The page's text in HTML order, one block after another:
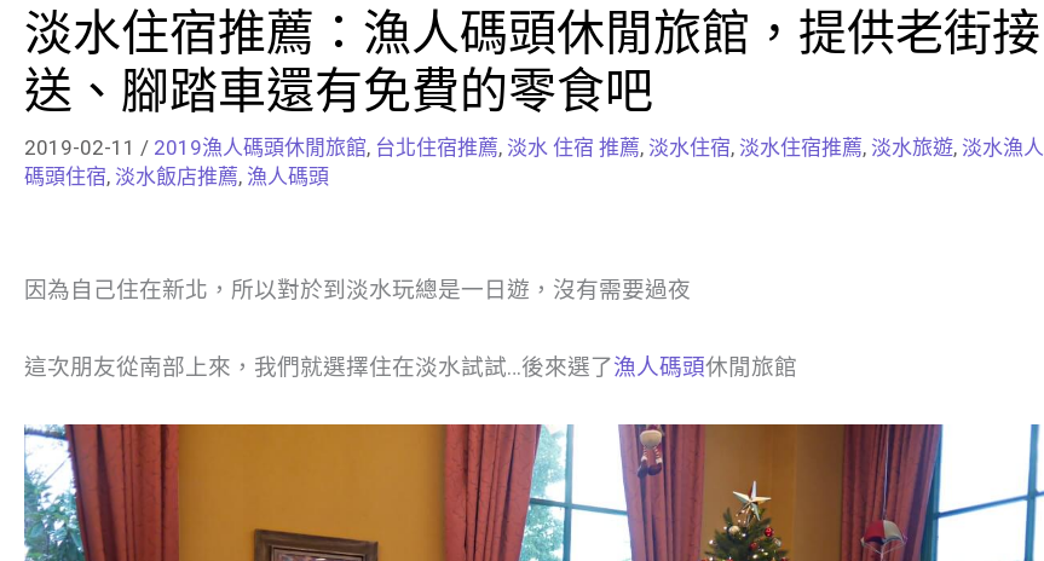
淡水住宿推薦：漁人碼頭休閒旅館，提供老街接
送、腳踏車還有免費的零食吧
2019-02-11 / 2019漁人碼頭休閒旅館, 台北住宿推薦, 淡水 住宿 推薦, 淡水住宿, 淡水住宿推薦, 淡水旅遊, 淡水漁人
碼頭住宿, 淡水飯店推薦, 漁人碼頭
因為自己住在新北，所以對於到淡水玩總是一日遊，沒有需要過夜
這次朋友從南部上來，我們就選擇住在淡水試試…後來選了漁人碼頭休閒旅館